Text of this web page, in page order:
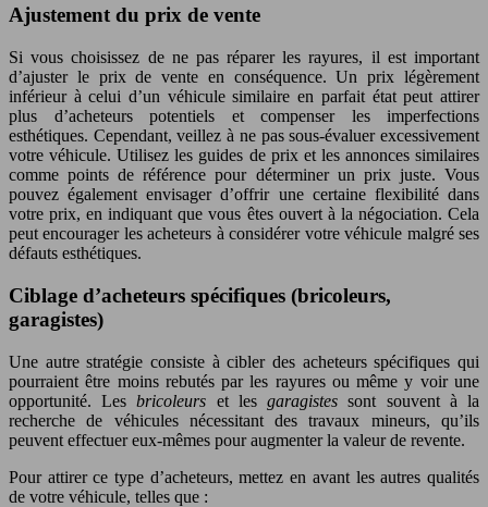
Ajustement du prix de vente
Si vous choisissez de ne pas réparer les rayures, il est important
d’ajuster le prix de vente en conséquence. Un prix légèrement
inférieur à celui d’un véhicule similaire en parfait état peut attirer
plus d’acheteurs potentiels et compenser les imperfections
esthétiques. Cependant, veillez à ne pas sous-évaluer excessivement
votre véhicule. Utilisez les guides de prix et les annonces similaires
comme points de référence pour déterminer un prix juste. Vous
pouvez également envisager d’offrir une certaine flexibilité dans
votre prix, en indiquant que vous êtes ouvert à la négociation. Cela
peut encourager les acheteurs à considérer votre véhicule malgré ses
défauts esthétiques.
Ciblage d’acheteurs spécifiques (bricoleurs,
garagistes)
Une autre stratégie consiste à cibler des acheteurs spécifiques qui
pourraient être moins rebutés par les rayures ou même y voir une
opportunité. Lesbricoleurs et lesgaragistessont souvent à la
recherche de véhicules nécessitant des travaux mineurs, qu’ils
peuvent effectuer eux-mêmes pour augmenter la valeur de revente.
Pour attirer ce type d’acheteurs, mettez en avant les autres qualités
de votre véhicule, telles que :